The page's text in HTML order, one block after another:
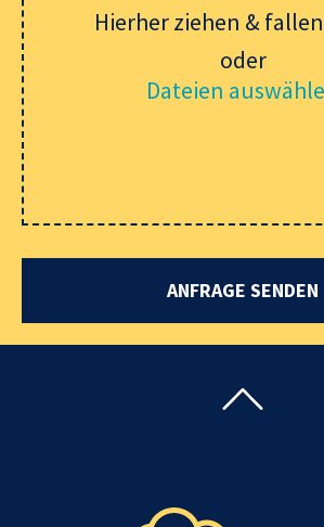
Hierher ziehen &
oder
Dateien